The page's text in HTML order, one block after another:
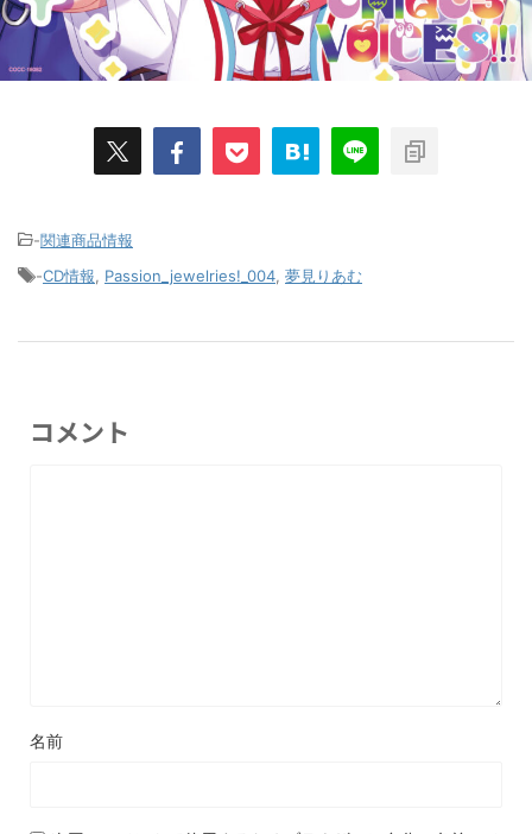
-関連商品情報
-CD情報 Passion_jewelries!_004 夢見りあむ
コメント
名前